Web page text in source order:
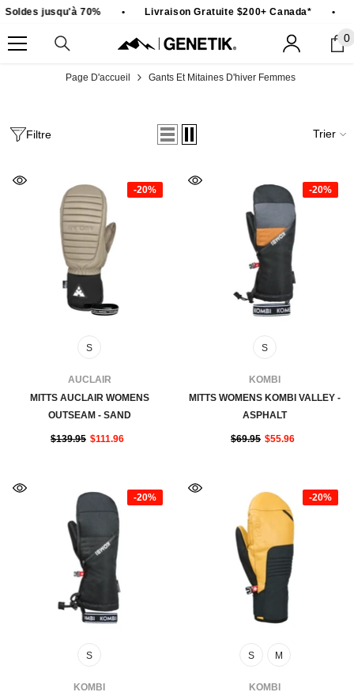
PASSER AU CONTENU
jusqu'à 70% Livraison Gratuite $200+ Canada*
0
0
Page D'accueil Gants Et Mitaines D'hiver Femmes
Filtre Trier
-20%
S
FOURNISSEUR:AUCLAIR
MITTS AUCLAIR WOMENS
OUTSEAM - SAND
$139.95 $111.96
-20%
S
FOURNISSEUR:KOMBI
MITTS WOMENS KOMBI VALLEY -
ASPHALT
$69.95 $55.96
-20%
S
FOURNISSEUR:KOMBI
-20%
S M
FOURNISSEUR:KOMBI